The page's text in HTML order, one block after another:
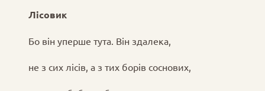
Лісовик
Бо він уперше тута. Він здалека,
не з сих лісів, а з тих борів соснових,